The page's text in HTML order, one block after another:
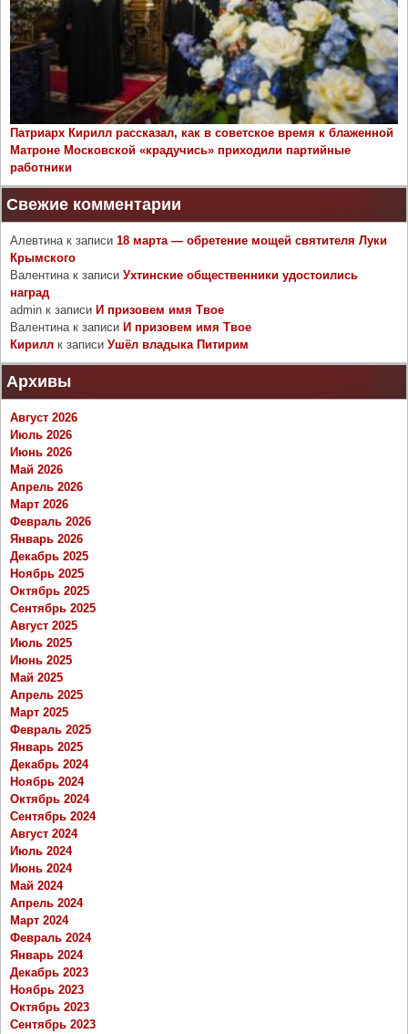
Патриарх Кирилл рассказал, как в советское время к блаженной
Матроне Московской «крадучись» приходили партийные
работники
Свежие комментарии
Алевтинак записи 18 марта — обретение мощей святителя Луки
Крымского
Валентинак записи Ухтинские общественники удостоились
наград
admin к записи И призовем имя Твое
Валентинак записи И призовем имя Твое
Кирилл к записи Ушёл владыка Питирим
Архивы
Август 2026
Июль 2026
Июнь 2026
Май 2026
Апрель 2026
Март 2026
Февраль 2026
Январь 2026
Декабрь 2025
Ноябрь 2025
Октябрь 2025
Сентябрь 2025
Август 2025
Июль 2025
Июнь 2025
Май 2025
Апрель 2025
Март 2025
Февраль 2025
Январь 2025
Декабрь 2024
Ноябрь 2024
Октябрь 2024
Сентябрь 2024
Август 2024
Июль 2024
Июнь 2024
Май 2024
Апрель 2024
Март 2024
Февраль 2024
Январь 2024
Декабрь 2023
Ноябрь 2023
Октябрь 2023
Сентябрь 2023